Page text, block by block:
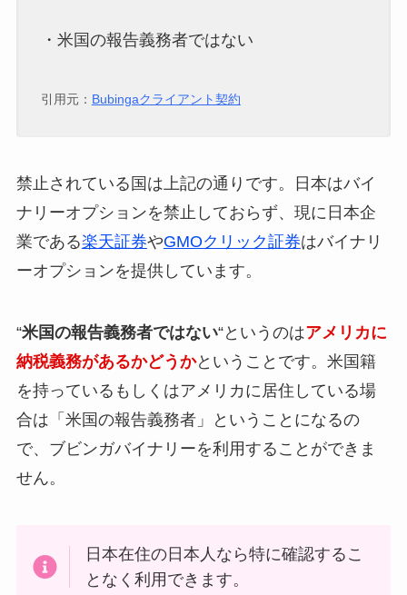
・米国の報告義務者ではない
引用元： Bubingaクライアント契約
禁止されている国は上記の通りです。日本はバイ
ナリーオプションを禁止しておらず、現に日本企
業である楽天証券やGMOクリック証券はバイナリ
ーオプションを提供しています。
“米国の報告義務者ではない“というのはアメリカに
納税義務があるかどうかということです。米国籍
を持っているもしくはアメリカに居住している場
合は「米国の報告義務者」ということになるの
で、ブビンガバイナリーを利用することができま
せん。
日本在住の日本人なら特に確認するこ
となく利用できます。